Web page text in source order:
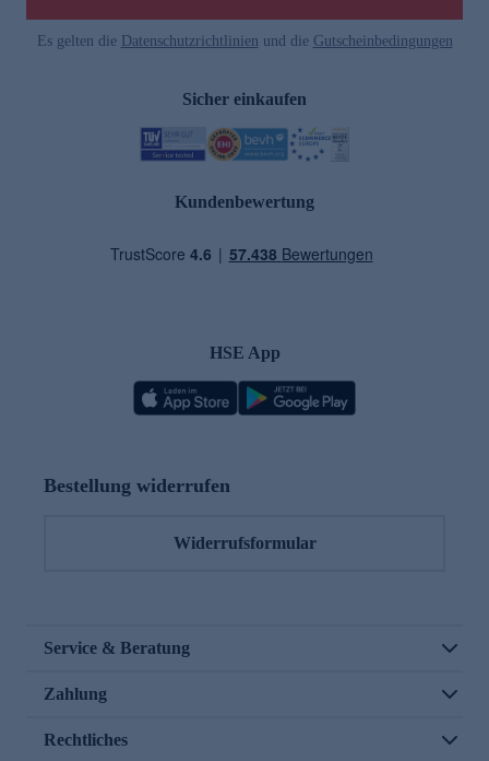
Es gelten die Datenschutzrichtlinien und die Gutscheinbedingungen
Sicher einkaufen
Kundenbewertung
HSE App
Bestellung widerrufen
Widerrufsformular
Service & Beratung
Zahlung
Rechtliches